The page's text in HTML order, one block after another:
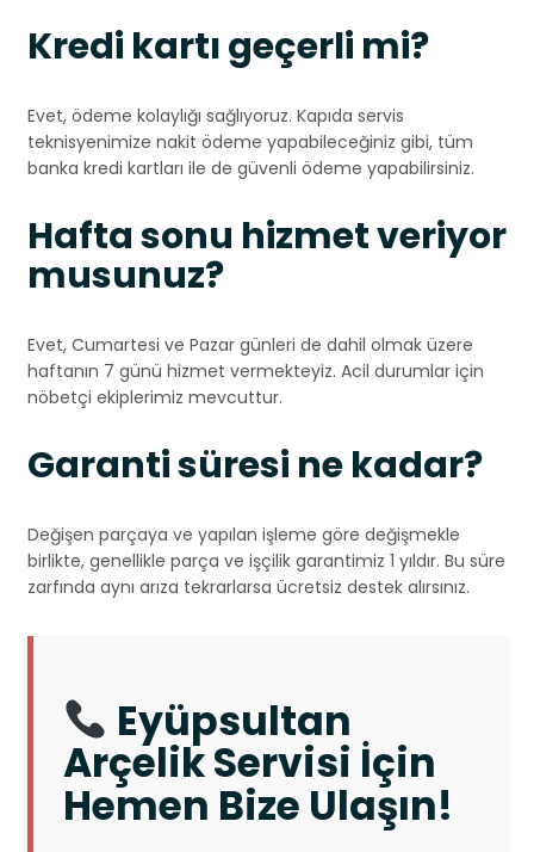
Kredi kartı geçerli mi?
Evet, ödeme kolaylığı sağlıyoruz. Kapıda servis
teknisyenimize nakit ödeme yapabileceğiniz gibi, tüm
banka kredi kartları ile de güvenli ödeme yapabilirsiniz.
Hafta sonu hizmet veriyor
musunuz?
Evet, Cumartesi ve Pazar günleri de dahil olmak üzere
haftanın 7 günü hizmet vermekteyiz. Acil durumlar için
nöbetçi ekiplerimiz mevcuttur.
Garanti süresi ne kadar?
Değişen parçaya ve yapılan işleme göre değişmekle
birlikte, genellikle parça ve işçilik garantimiz 1 yıldır. Bu süre
zarfında aynı arıza tekrarlarsa ücretsiz destek alırsınız.
Eyüpsultan
Arçelik Servisi İçin
Hemen Bize Ulaşın!